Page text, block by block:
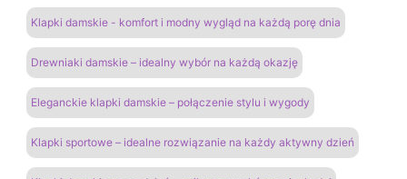
Klapki damskie - komfort i modny wygląd na każdą porę dnia
Drewniaki damskie – idealny wybór na każdą okazję
Eleganckie klapki damskie – połączenie stylu i wygody
Klapki sportowe – idealne rozwiązanie na każdy aktywny dzień